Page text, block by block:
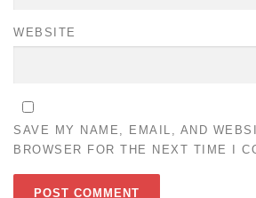
WEBSITE
SAVE MY NAME, EMAIL, AND
BROWSER FOR THE NEXT TIME I